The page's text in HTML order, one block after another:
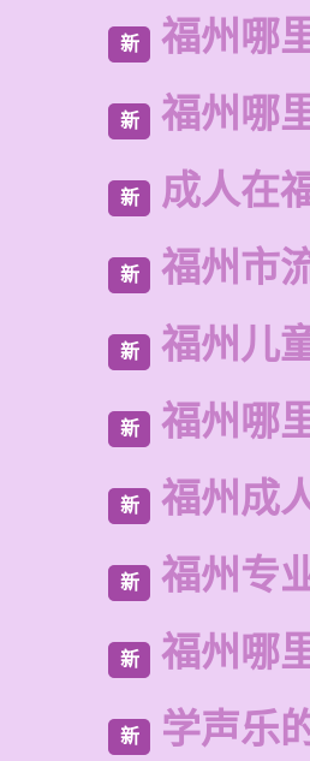
新 福州哪
新 福州哪
新 成人在
新 福州市
新 福州儿
新 福州哪
新 福州成
新 福州专
新 福州哪
新 学声乐